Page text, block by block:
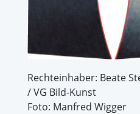
Rechteinhaber: Beate
/ VG Bild-Kunst
Foto: Manfred Wigger